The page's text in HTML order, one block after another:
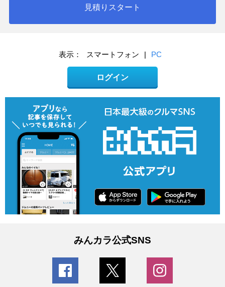
見積りスタート
表示： スマートフォン | PC
ログイン
みんカラ公式SNS